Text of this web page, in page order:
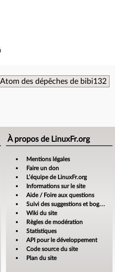
Atom des dépêches de bibi132
À propos de LinuxFr.org
Mentions légales
Faire un don
L’équipe de LinuxFr.org
Informations sur le site
Aide / Foire aux questions
Suivi des suggestions et bogues
Wiki du site
Règles de modération
Statistiques
API pour le développement
Code source du site
Plan du site